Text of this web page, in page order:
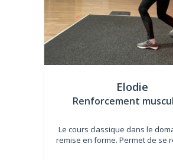
Elodie
Renforcement
Le cours classique dans le
remise en forme. Permet de se